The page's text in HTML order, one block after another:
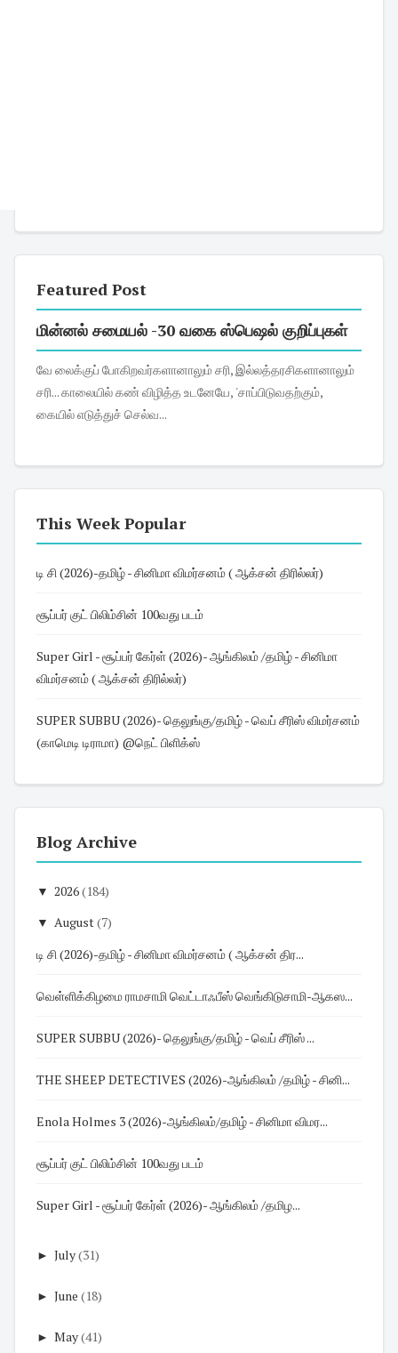
Featured Post
மின்னல் சமையல் -30 வகை ஸ்பெஷல் குறிப்புகள்
வே லைக்குப் போகிறவர்களானாலும் சரி, இல்லத்தரசிகளானாலும்
சரி... காலையில் கண் விழித்த உடனேயே, 'சாப்பிடுவதற்கும்,
கையில் எடுத்துச் செல்வ...
This Week Popular
டி சி (2026)-தமிழ் - சினிமா விமர்சனம் ( ஆக்சன் திரில்லர்)
சூப்பர் குட் பிலிம்சின் 100வது படம்
Super Girl - சூப்பர் கேர்ள் (2026)- ஆங்கிலம் /தமிழ் - சினிமா
விமர்சனம் ( ஆக்சன் திரில்லர்)
SUPER SUBBU (2026)- தெலுங்கு/தமிழ் - வெப் சீரிஸ் விமர்சனம்
(காமெடி டிராமா) @நெட் பிளிக்ஸ்
Blog Archive
▼ 2026(184)
▼ August(7)
டி சி (2026)-தமிழ் - சினிமா விமர்சனம் ( ஆக்சன் திர...
வெள்ளிக்கிழமை ராமசாமி வெட்டாஃபீஸ் வெங்கிடுசாமி-ஆகஸ...
SUPER SUBBU (2026)- தெலுங்கு/தமிழ் - வெப் சீரிஸ் ...
THE SHEEP DETECTIVES (2026)-ஆங்கிலம் /தமிழ் - சினி...
Enola Holmes 3 (2026)-ஆங்கிலம்/தமிழ் - சினிமா விமர...
சூப்பர் குட் பிலிம்சின் 100வது படம்
Super Girl - சூப்பர் கேர்ள் (2026)- ஆங்கிலம் /தமிழ...
► July(31)
► June (18)
► May(41)